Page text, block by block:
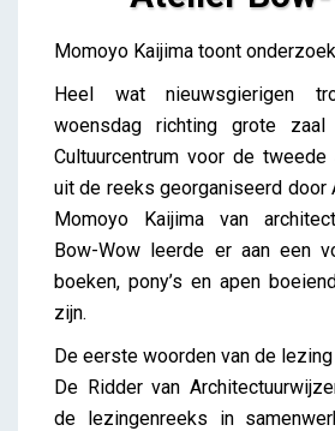
Atelier Bow-Wow
Momoyo Kaijima toont
Heel wat nieuwsgierigen
woensdag richting grote
Cultuurcentrum voor de tweede
uit de reeks georganiseerd door
Momoyo Kaijima van
Bow-Wow leerde er aan een
boeken, pony’s en apen
zijn.
De eerste woorden van de
De Ridder van
de lezingenreeks in